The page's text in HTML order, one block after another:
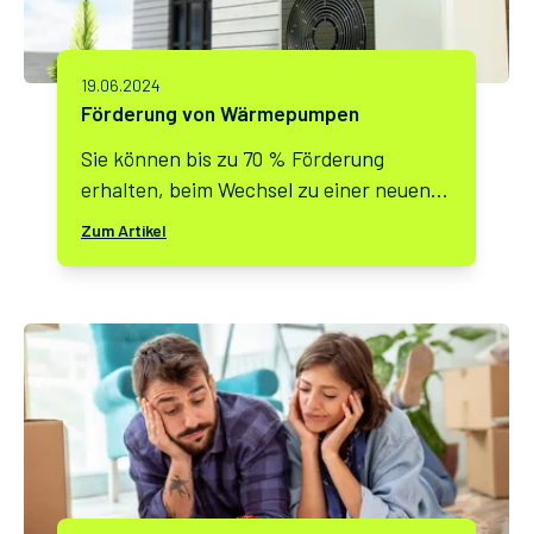
19.06.2024
Förderung von Wärmepumpen
Sie können bis zu 70 % Förderung
erhalten, beim Wechsel zu einer neuen
Wärmepumpe!
Zum Artikel